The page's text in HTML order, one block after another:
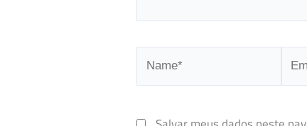
Name* Email*